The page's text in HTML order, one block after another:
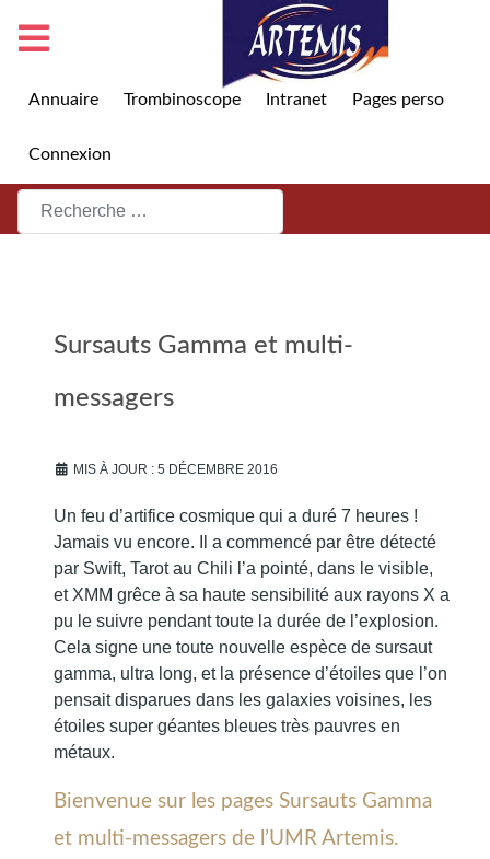
Annuaire Trombinoscope Intranet Pages perso
Connexion
Rechercher
Sursauts Gamma et multi-
messagers
MIS À JOUR : 5 DÉCEMBRE 2016
Un feu d’artifice cosmique qui a duré 7 heures !
Jamais vu encore. Il a commencé par être détecté
par Swift, Tarot au Chili l’a pointé, dans le visible,
et XMM grêce à sa haute sensibilité aux rayons X a
pu le suivre pendant toute la durée de l’explosion.
Cela signe une toute nouvelle espèce de sursaut
gamma, ultra long, et la présence d’étoiles que l’on
pensait disparues dans les galaxies voisines, les
étoiles super géantes bleues très pauvres en
métaux.
Bienvenue sur les pages Sursauts Gamma
et multi-messagers de l’UMR Artemis.